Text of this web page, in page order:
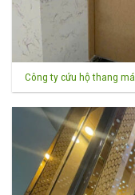
Công ty cứu hộ thang